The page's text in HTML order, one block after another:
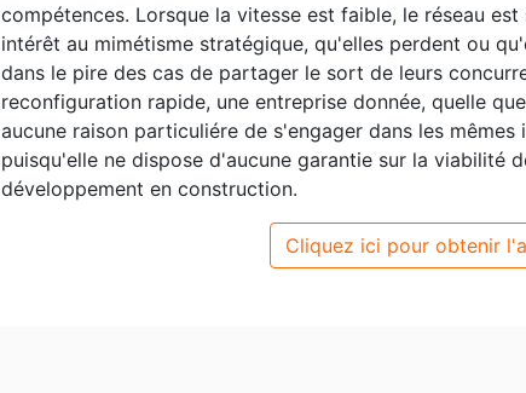
compétences. Lorsque la vitesse est faible, le réseau
intérêt au mimétisme stratégique, qu'elles perdent ou
dans le pire des cas de partager le sort de leurs
reconfiguration rapide, une entreprise donnée, quelle
aucune raison particuliére de s'engager dans les mêmes
puisqu'elle ne dispose d'aucune garantie sur la viabilité
développement en construction.
Cliquez ici pour obtenir